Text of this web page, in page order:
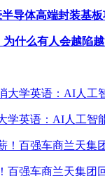
导体高端封装基
什么有人会越陷越
学英语：AI人工智
百强车商兰天集团